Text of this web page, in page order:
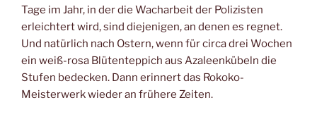
Tage im Jahr, in der die Wacharbeit der Polizisten
erleichtert wird, sind diejenigen, an denen es regnet.
Und natürlich nach Ostern, wenn für circa drei Wochen
ein weiß-rosa Blütenteppich aus Azaleenkübeln die
Stufen bedecken. Dann erinnert das Rokoko-
Meisterwerk wieder an frühere Zeiten.